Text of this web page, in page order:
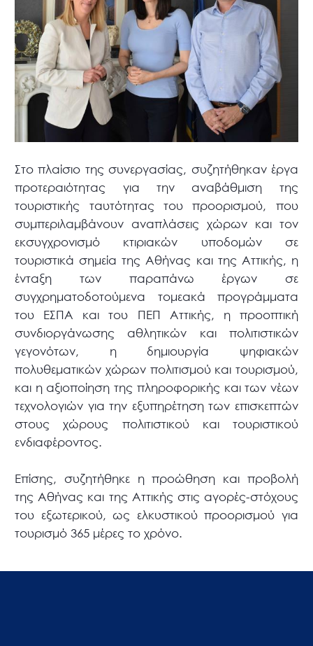
Στο πλαίσιο της συνεργασίας, συζητήθηκαν έργα
προτεραιότητας για την αναβάθμιση της
τουριστικής ταυτότητας του προορισμού, που
συμπεριλαμβάνουν αναπλάσεις χώρων και τον
εκσυγχρονισμό κτιριακών υποδομών σε
τουριστικά σημεία της Αθήνας και της Αττικής, η
ένταξη των παραπάνω έργων σε
συγχρηματοδοτούμενα τομεακά προγράμματα
του ΕΣΠΑ και του ΠΕΠ Αττικής, η προοπτική
συνδιοργάνωσης αθλητικών και πολιτιστικών
γεγονότων, η δημιουργία ψηφιακών
πολυθεματικών χώρων πολιτισμού και τουρισμού,
και η αξιοποίηση της πληροφορικής και των νέων
τεχνολογιών για την εξυπηρέτηση των επισκεπτών
στους χώρους πολιτιστικού και τουριστικού
ενδιαφέροντος.
Επίσης, συζητήθηκε η προώθηση και προβολή
της Αθήνας και της Αττικής στις αγορές-στόχους
του εξωτερικού, ως ελκυστικού προορισμού για
τουρισμό 365 μέρες το χρόνο.